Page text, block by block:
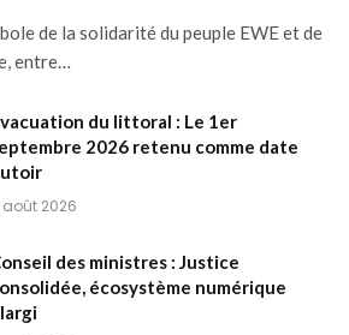
de la solidarité du peuple EWE et de
entre…
du littoral : Le 1er
2026 retenu comme date
août 2026
des ministres : Justice
écosystème numérique